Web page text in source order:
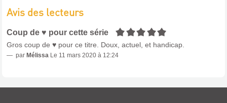
2016
Lorsqu'ils
de
se
Kawana
POUNIPOUNIS.
LES
POUNIPOUNIS
[1]
Livre
|
Avis des lecteurs
Coup de ♥ pour cette série 5/5
Gros coup de ♥ pour ce titre. Doux, actuel, et handicap.
par Mélissa Le 11 mars 2020 à 12:24